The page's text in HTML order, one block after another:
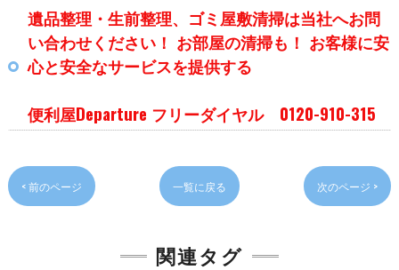
遺品整理・生前整理、ゴミ屋敷清掃は当社へお問
い合わせください！ お部屋の清掃も！ お客様に安
心と安全なサービスを提供する
便利屋Departure フリーダイヤル 0120-910-315
< 前のページ 一覧に戻る 次のページ >
関連タグ